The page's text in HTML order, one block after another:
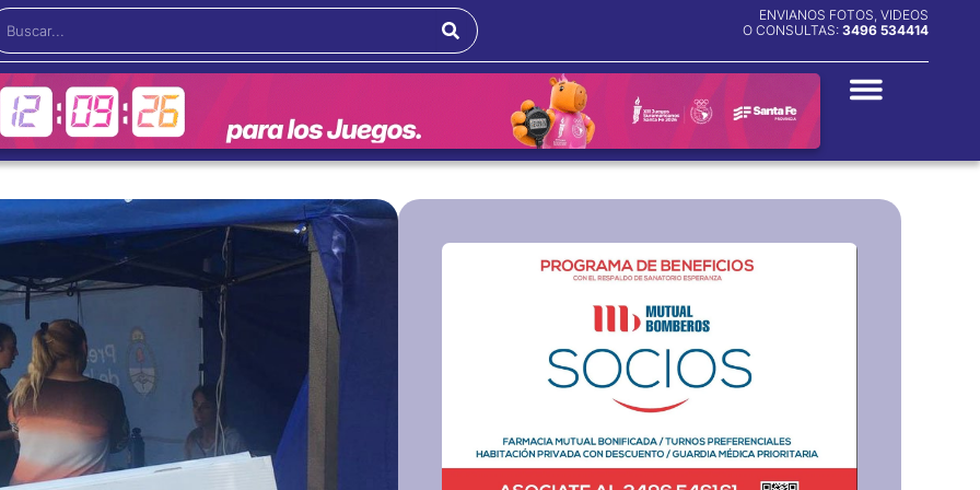
ENVIANOS FOTOS, VIDEOS
O CONSULTAS: 3496 534414